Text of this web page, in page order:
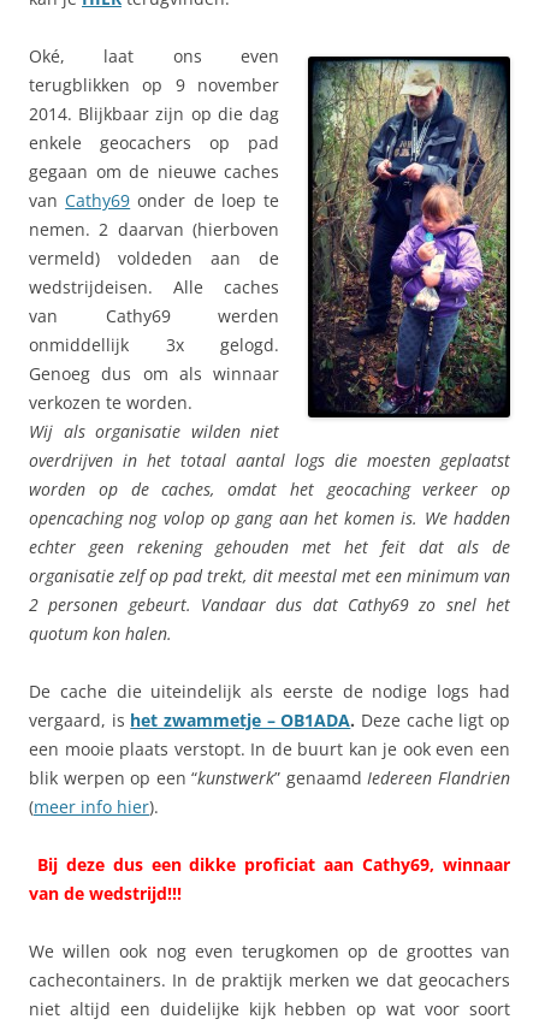
Oké, laat ons even
terugblikken op 9 november
2014. Blijkbaar zijn op die dag
enkele geocachers op pad
gegaan om de nieuwe caches
vanCathy69 onder de loep te
nemen. 2 daarvan (hierboven
vermeld) voldeden aan de
wedstrijdeisen. Alle caches
van Cathy69 werden
onmiddellijk 3x gelogd.
Genoeg dus om als winnaar
verkozen te worden.
Wij als organisatie wilden niet
overdrijven in het totaal aantal logs die moesten geplaatst
worden op de caches, omdat het geocaching verkeer op
opencaching nog volop op gang aan het komen is. We hadden
echter geen rekening gehouden met het feit dat als de
organisatie zelf op pad trekt, dit meestal met een minimum van
2 personen gebeurt. Vandaar dus dat Cathy69 zo snel het
quotum kon halen.
De cache die uiteindelijk als eerste de nodige logs had
vergaard, is het zwammetje – OB1ADA. Deze cache ligt op
een mooie plaats verstopt. In de buurt kan je ook even een
blik werpen op een “kunstwerk” genaamdIedereen Flandrien
(meer info hier).
Bij deze dus een dikke proficiat aan Cathy69, winnaar
van de wedstrijd!!!
We willen ook nog even terugkomen op de groottes van
cachecontainers. In de praktijk merken we dat geocachers
niet altijd een duidelijke kijk hebben op wat voor soort